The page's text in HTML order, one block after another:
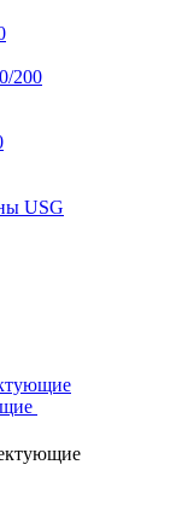
200
USG